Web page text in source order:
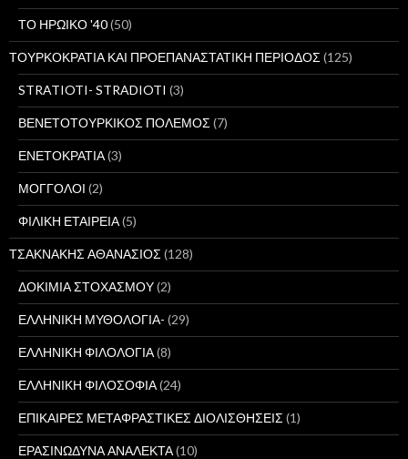
ΤΟ ΗΡΩΙΚΟ '40(50)
ΤΟΥΡΚΟΚΡΑΤΙΑ ΚΑΙ ΠΡΟΕΠΑΝΑΣΤΑΤΙΚΗ ΠΕΡΙΟΔΟΣ (125)
STRATIOTI- STRADIOTI (3)
ΒΕΝΕΤΟΤΟΥΡΚΙΚΟΣ ΠΟΛΕΜΟΣ (7)
ΕΝΕΤΟΚΡΑΤΙΑ(3)
ΜΟΓΓΟΛΟΙ (2)
ΦΙΛΙΚΗ ΕΤΑΙΡΕΙΑ(5)
ΤΣΑΚΝΑΚΗΣ ΑΘΑΝΑΣΙΟΣ (128)
ΔΟΚΙΜΙΑ ΣΤΟΧΑΣΜΟΥ(2)
ΕΛΛΗΝΙΚΗ ΜΥΘΟΛΟΓΙΑ- (29)
ΕΛΛΗΝΙΚΗ ΦΙΛΟΛΟΓΙΑ(8)
ΕΛΛΗΝΙΚΗ ΦΙΛΟΣΟΦΙΑ(24)
ΕΠΙΚΑΙΡΕΣ ΜΕΤΑΦΡΑΣΤΙΚΕΣ ΔΙΟΛΙΣΘΗΣΕΙΣ (1)
ΕΡΑΣΙΝΩΔΥΝΑ ΑΝΑΛΕΚΤΑ(10)